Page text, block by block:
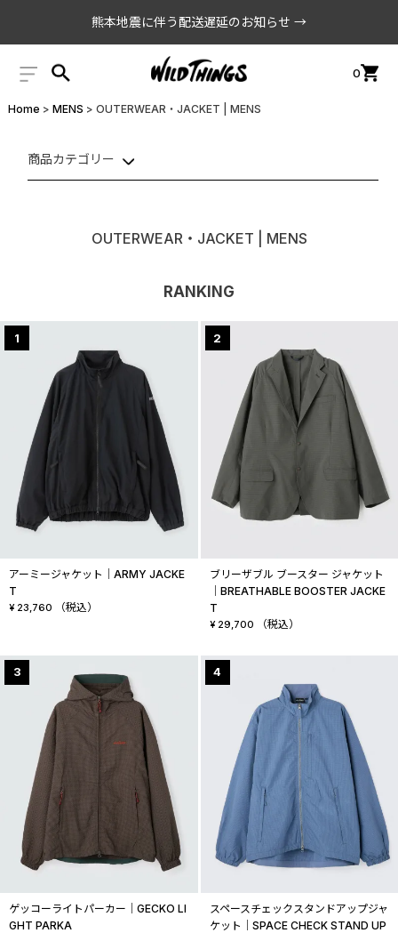
熊本地震に伴う配送遅延のお知らせ →
0
Home MENS OUTERWEAR・JACKET | MENS
商品カテゴリー
OUTERWEAR・JACKET | MENS
RANKING
1
アーミージャケット│ARMY JACKE
T
¥ 23,760 （税込）
2
ブリーザブル ブースター ジャケット
│BREATHABLE BOOSTER JACKE
T
¥ 29,700 （税込）
3
ゲッコーライトパーカー│GECKO LI
GHT PARKA
4
スペースチェックスタンドアップジャ
ケット│SPACE CHECK STAND UP